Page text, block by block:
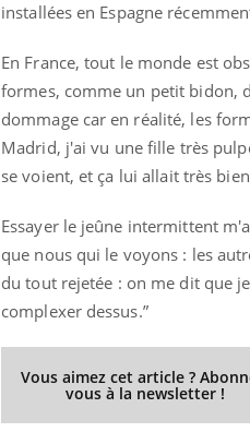
installées en Espagne
En France, tout le monde est
formes, comme un petit bidon,
dommage car en réalité, les
Madrid, j'ai vu une fille très
se voient, et ça lui allait très
Essayer le jeûne intermittent
que nous qui le voyons : les
du tout rejetée : on me dit que
complexer dessus.”
Vous aimez cet article ?
vous à la newsletter !